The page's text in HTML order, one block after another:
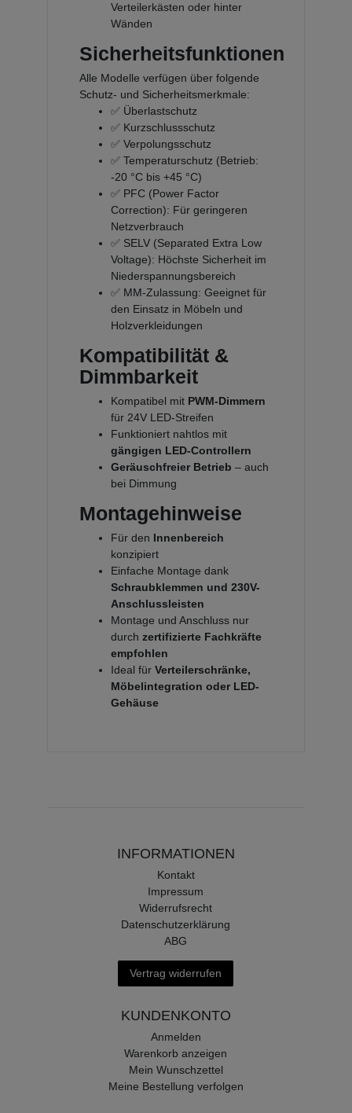
Verteilerkästen oder hinter
Wänden
Sicherheitsfunktionen
Alle Modelle verfügen über folgende
Schutz- und Sicherheitsmerkmale:
✅ Überlastschutz
✅ Kurzschlussschutz
✅ Verpolungsschutz
✅ Temperaturschutz (Betrieb:
-20 °C bis +45 °C)
✅ PFC (Power Factor
Correction): Für geringeren
Netzverbrauch
✅ SELV (Separated Extra Low
Voltage): Höchste Sicherheit im
Niederspannungsbereich
✅ MM-Zulassung: Geeignet für
den Einsatz in Möbeln und
Holzverkleidungen
Kompatibilität &
Dimmbarkeit
Kompatibel mit PWM-Dimmern
für 24V LED-Streifen
Funktioniert nahtlos mit
gängigen LED-Controllern
Geräuschfreier Betrieb – auch
bei Dimmung
Montagehinweise
Für den Innenbereich
konzipiert
Einfache Montage dank
Schraubklemmen und 230V-
Anschlussleisten
Montage und Anschluss nur
durch zertifizierte Fachkräfte
empfohlen
Ideal für Verteilerschränke,
Möbelintegration oder LED-
Gehäuse
INFORMATIONEN
Kontakt
Impressum
Widerrufsrecht
Datenschutzerklärung
ABG
Vertrag widerrufen
KUNDENKONTO
Anmelden
Warenkorb anzeigen
Mein Wunschzettel
Meine Bestellung verfolgen